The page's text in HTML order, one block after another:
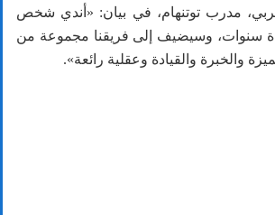
مدرب توتنهام، في بيان: «أندي شخص
سنوات، وسيضيف إلى فريقنا مجموعة من
والخبرة والقيادة وعقلية رائعة».